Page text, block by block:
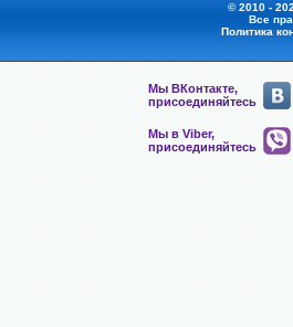
© 2010 -
Все
Политика
Мы ВКонтакте,
присоединяйтесь
Мы в Viber,
присоединяйтесь